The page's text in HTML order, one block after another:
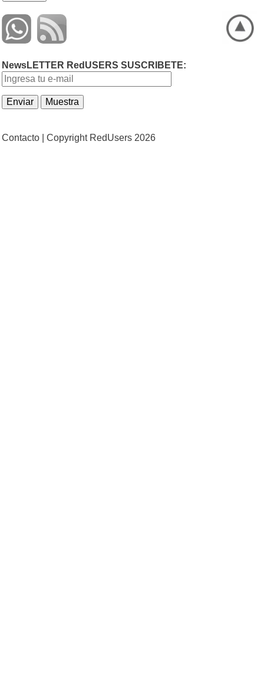
NewsLETTER RedUSERS SUSCRIBETE:
Contacto | Copyright RedUsers 2026